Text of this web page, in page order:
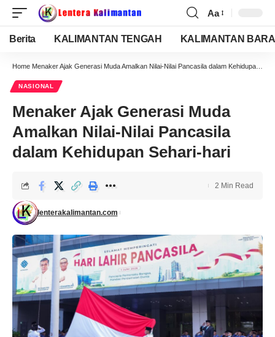
Aa
Berita KALIMANTAN TENGAH KALIMANTAN
Home Menaker Ajak Generasi Muda Amalkan Nilai-Nilai Pancasila dalam Kehidupan Sehari-hari
NASIONAL
Menaker Ajak Generasi Muda
Amalkan Nilai-Nilai Pancasila
dalam Kehidupan Sehari-hari
lenterakalimantan.com
2 Min Read